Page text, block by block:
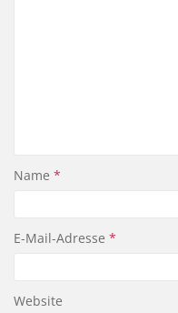
Name *
E-Mail-Adresse *
Website